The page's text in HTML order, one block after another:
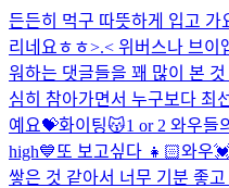
든든히 먹구 따뜻하게 입고
리네요ㅎㅎ>.< 위버스나 브이
워하는 댓글들을 꽤 많이 본
심히 참아가면서 누구보다 최
예요💝화이팅😽1 or 2 와우들
high💙 또 보고싶다 👧🏻와우
쌓은 것 같아서 너무 기분 좋